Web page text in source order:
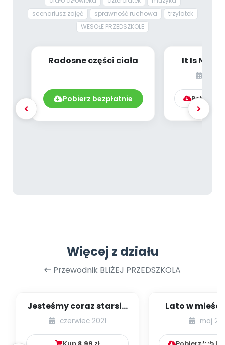
scenariusz zajęć
sprawność ruchowa
trzylatek
WESOŁE PRZEDSZKOLE
Radosne części ciała
Pobierz bezpłatnie
It Is Not a
Pobierz
Więcej z działu
Przewodnik BLIŻEJ PRZEDSZKOLA
Jesteśmy coraz starsi -
zestaw
czerwiec 2021
Lato w
dzieci
numer
maj